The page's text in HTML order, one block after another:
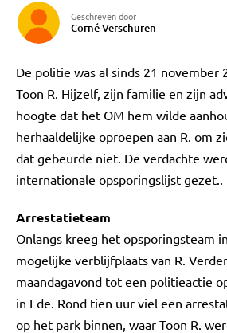
Geschreven door
Corné Verschuren
De politie was al sinds 21 november
Toon R. Hijzelf, zijn familie en zijn
hoogte dat het OM hem wilde
herhaaldelijke oproepen aan R. om
dat gebeurde niet. De verdachte
internationale opsporingslijst gezet..
Arrestatieteam
Onlangs kreeg het opsporingsteam
mogelijke verblijfplaats van R.
maandagavond tot een politieactie
in Ede. Rond tien uur viel een
op het park binnen, waar Toon R.